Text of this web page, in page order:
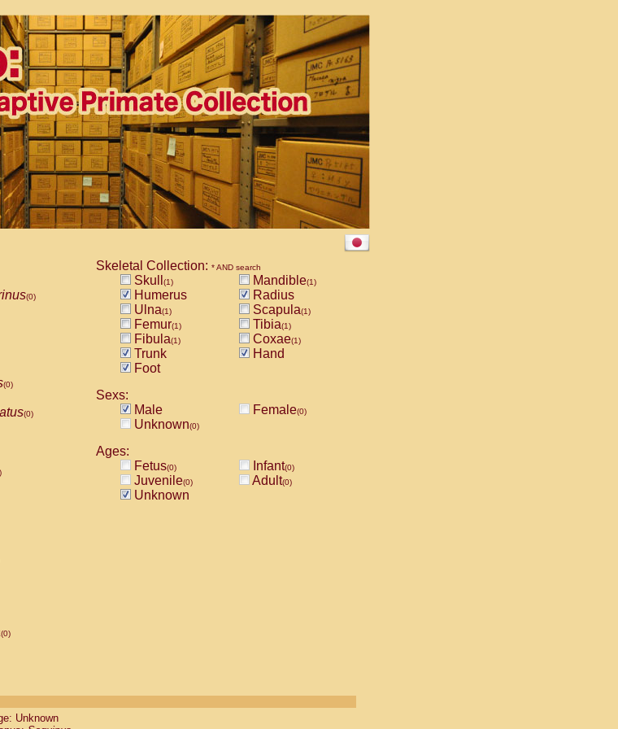
(0)
(0)
(0)
(0)
Skeletal Collection: * AND search
Skull (1) Mandible(1)
Humerus
Radius
Ulna(1) Scapula(1)
Femur(1) Tibia(1)
Fibula(1) Coxae(1)
Trunk
Hand
Foot
Sexs:
Male
Female(0)
Unknown(0)
Ages:
Fetus(0) Infant(0)
Juvenile(0) Adult(0)
Unknown
Unknown